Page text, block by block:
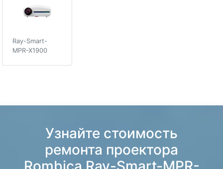
Ray-Smart-
MPR-X1900
Узнайте стоимость
ремонта проектора